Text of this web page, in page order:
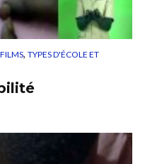
FILMS, TYPES D'ÉCOLE ET